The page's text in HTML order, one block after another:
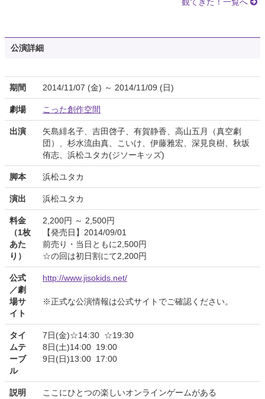
公演詳細
期間 2014/11/07 (金) ～ 2014/11/09 (日)
劇場 こった創作空間
出演
矢島緋名子、吉田啓子、有賀静香、高山五月（真空劇
団）、杉水流由真、こいけ、伊藤雅宏、深見良樹、秋坂
侑志、浜松ユタカ(ジソーキッズ)
脚本 浜松ユタカ
演出 浜松ユタカ
料金
（1枚
あた
り）
2,200円 ～ 2,500円
【発売日】2014/09/01
前売り・当日ともに2,500円
☆の回は初日割にて2,200円
公式
／劇
場サ
イト
http://www.jisokids.net/
※正式な公演情報は公式サイトでご確認ください。
タイ
ムテ
ーブ
ル
7日(金)☆14:30 ☆19:30
8日(土)14:00 19:00
9日(日)13:00 17:00
説明
ここにひとつの楽しいオンラインゲームがある